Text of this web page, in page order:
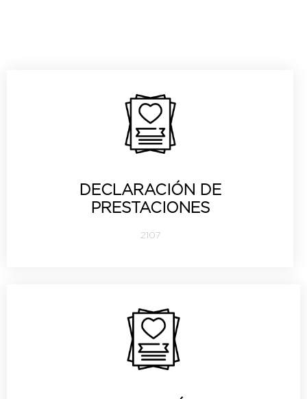
DECLARACIÓN DE
PRESTACIONES
2107